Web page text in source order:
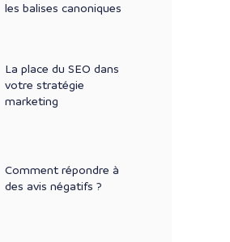
les balises canoniques
La place du SEO dans
votre stratégie
marketing
Comment répondre à
des avis négatifs ?